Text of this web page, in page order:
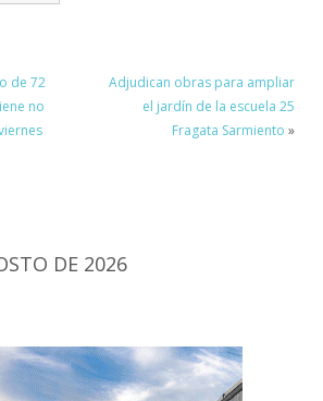
de 72
no
Adjudican obras para ampliar
el jardín de la escuela 25
Fragata Sarmiento »
DE 2026